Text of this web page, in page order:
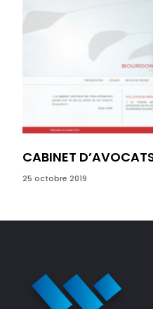
CABINET
25 octobre 2019